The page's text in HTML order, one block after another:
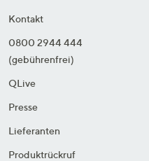
Kontakt
0800 2944 444
(gebührenfrei)
QLive
Presse
Lieferanten
Produktrückruf